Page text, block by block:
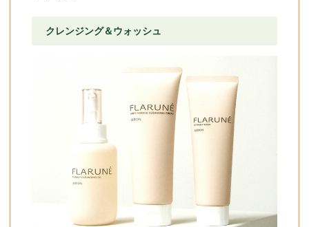
クレンジング＆ウォッシュ